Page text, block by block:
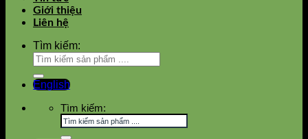
Giới thiệu
Liên hệ
Tìm kiếm:
English
Tìm kiếm: